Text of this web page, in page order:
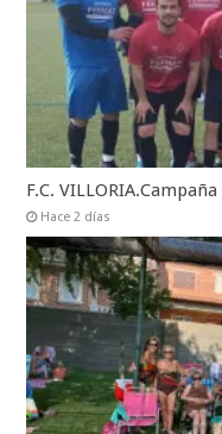
F.C.
Hace 2 días